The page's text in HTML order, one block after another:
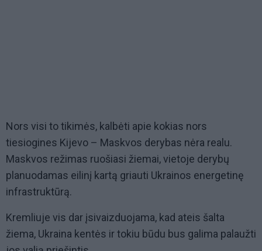
Nors visi to tikimės, kalbėti apie kokias nors
tiesiogines Kijevo – Maskvos derybas nėra realu.
Maskvos režimas ruošiasi žiemai, vietoje derybų
planuodamas eilinį kartą griauti Ukrainos energetinę
infrastruktūrą.
Kremliuje vis dar įsivaizduojama, kad ateis šalta
žiema, Ukraina kentės ir tokiu būdu bus galima palaužti